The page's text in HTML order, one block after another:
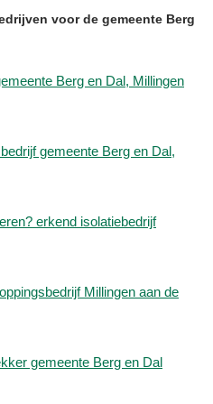
voor de gemeente Berg
Berg en Dal, Millingen
gemeente Berg en Dal,
erkend isolatiebedrijf
Millingen aan de
gemeente Berg en Dal